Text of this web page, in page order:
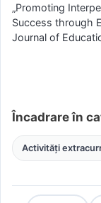
„Promoting
Success through
Journal of
Încadrare în
Activități